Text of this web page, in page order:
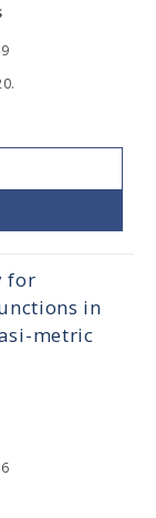
for
in
metric